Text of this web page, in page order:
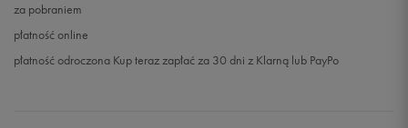
za pobraniem
płatność online
płatność odroczona Kup teraz zapłać za 30 dni z Klarną lub PayPo